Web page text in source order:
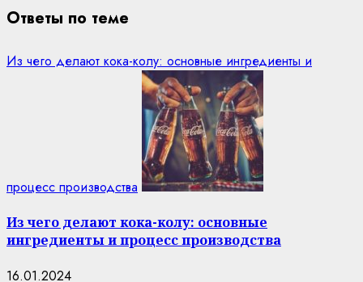
Ответы по теме
Из чего делают кока-колу: основные ингредиенты и
процесс производства
Из чего делают кока-колу: основные
ингредиенты и процесс производства
16.01.2024